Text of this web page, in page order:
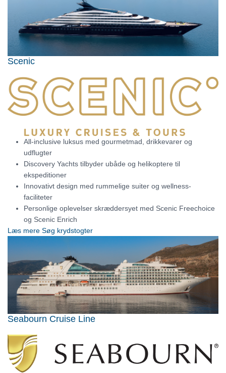
Scenic
All-inclusive luksus med gourmetmad, drikkevarer og
udflugter
Discovery Yachts tilbyder ubåde og helikoptere til
ekspeditioner
Innovativt design med rummelige suiter og wellness-
faciliteter
Personlige oplevelser skræddersyet med Scenic Freechoice
og Scenic Enrich
Læs mere Søg krydstogter
Seabourn Cruise Line